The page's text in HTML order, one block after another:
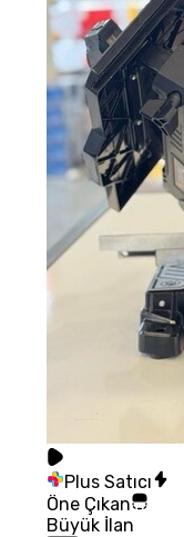
Plus Satıcı
Öne Çıkan
Büyük İlan